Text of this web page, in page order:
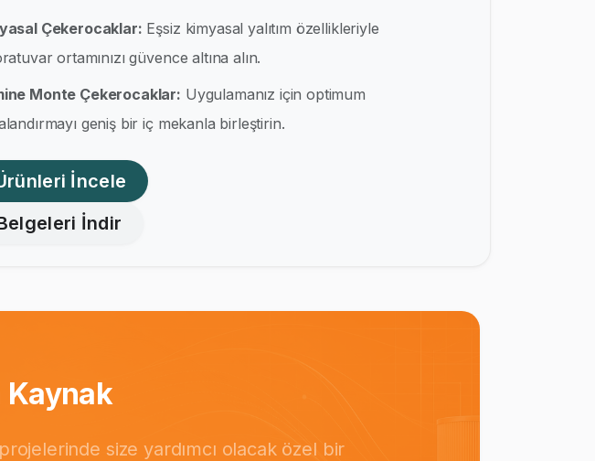
Çekerocaklar: Eşsiz kimyasal yalıtım özellikleriyle
ortamınızı güvence altına alın.
Monte Çekerocaklar: Uygulamanız için optimum
geniş bir iç mekanla birleştirin.
İncele
İndir
Kaynak
size yardımcı olacak özel bir